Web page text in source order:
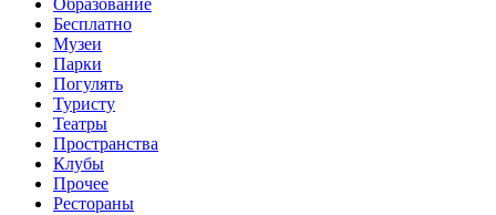
Бесплатно
Музеи
Парки
Погулять
Туристу
Театры
Пространства
Клубы
Прочее
Рестораны